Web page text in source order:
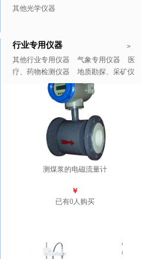
其他光学仪器
>
行业专用仪器
其他行业专用仪器 气象专用仪器
医
疗、药物检测仪器
地质勘探、采矿仪
推广商品 更多>>
测煤浆的电磁流量计
￥
已有0人购买